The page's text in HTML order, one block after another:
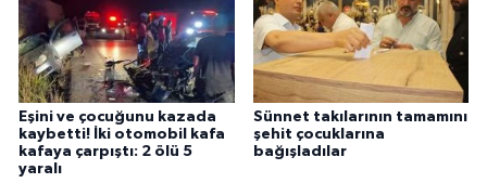
Eşini ve çocuğunu kazada
kaybetti! İki otomobil kafa
kafaya çarpıştı: 2 ölü 5
yaralı
Sünnet takılarının tamamını
şehit çocuklarına
bağışladılar